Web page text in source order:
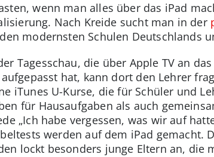
wenn man alles über das iPad
Nach Kreide sucht man in der
modernsten Schulen Deutschlands
Tagesschau, die über Apple TV an
hat, kann dort den Lehrer
iTunes U-Kurse, die für Schüler und
für Hausaufgaben als auch
„Ich habe vergessen, was wir auf
werden auf dem iPad gemacht.
lockt besonders junge Eltern an, die